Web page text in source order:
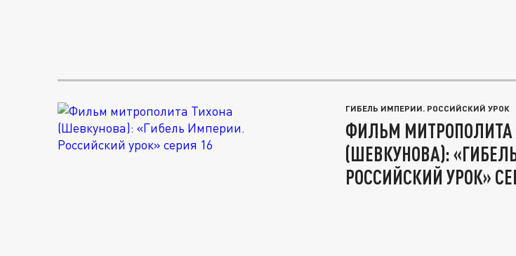
ГИБЕЛЬ ИМПЕРИИ. РОССИЙСКИЙ УРОК
ФИЛЬМ МИТРОПОЛИТА
(ШЕВКУНОВА):
РОССИЙСКИЙ УРОК»